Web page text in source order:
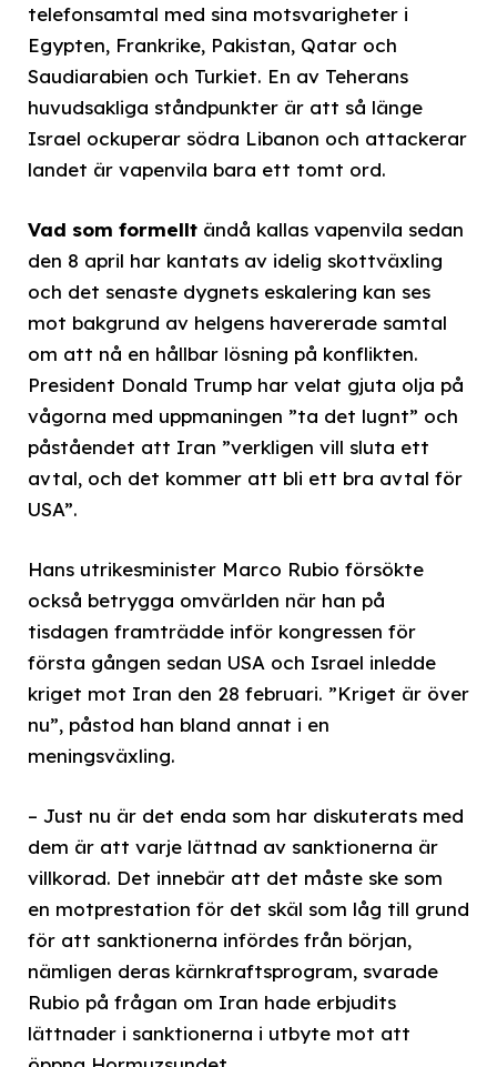
telefonsamtal med sina motsvarigheter i
Egypten, Frankrike, Pakistan, Qatar och
Saudiarabien och Turkiet. En av Teherans
huvudsakliga ståndpunkter är att så länge
Israel ockuperar södra Libanon och attackerar
landet är vapenvila bara ett tomt ord.
Vad som formellt ändå kallas vapenvila sedan
den 8 april har kantats av idelig skottväxling
och det senaste dygnets eskalering kan ses
mot bakgrund av helgens havererade samtal
om att nå en hållbar lösning på konflikten.
President Donald Trump har velat gjuta olja på
vågorna med uppmaningen ”ta det lugnt” och
påståendet att Iran ”verkligen vill sluta ett
avtal, och det kommer att bli ett bra avtal för
USA”.
Hans utrikesminister Marco Rubio försökte
också betrygga omvärlden när han på
tisdagen framträdde inför kongressen för
första gången sedan USA och Israel inledde
kriget mot Iran den 28 februari. ”Kriget är över
nu”, påstod han bland annat i en
meningsväxling.
– Just nu är det enda som har diskuterats med
dem är att varje lättnad av sanktionerna är
villkorad. Det innebär att det måste ske som
en motprestation för det skäl som låg till grund
för att sanktionerna infördes från början,
nämligen deras kärnkraftsprogram, svarade
Rubio på frågan om Iran hade erbjudits
lättnader i sanktionerna i utbyte mot att